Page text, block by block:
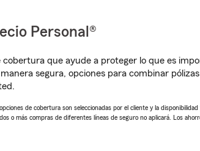
Personal®
que ayude a proteger lo que es
segura, opciones para combinar
de cobertura son seleccionadas por el cliente y la disponibilidad
o más compras de diferentes líneas de seguro no aplicará. Los